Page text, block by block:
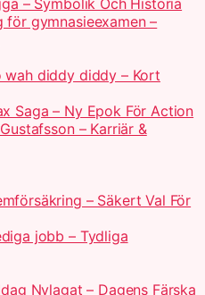
– Symbolik Och Historia
för gymnasieexamen –
wah diddy diddy – Kort
Saga – Ny Epok För Action
– Karriär &
– Säkert Val För
jobb – Tydliga
Nylagat – Dagens Färska